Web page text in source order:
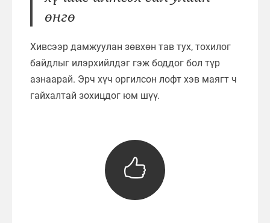
өнгө
Хивсээр дамжуулан зөвхөн тав тух, тохилог
байдлыг илэрхийлдэг гэж боддог бол түр
азнаарай. Эрч хүч оргилсон лофт хэв маягт ч
гайхалтай зохицдог юм шүү.